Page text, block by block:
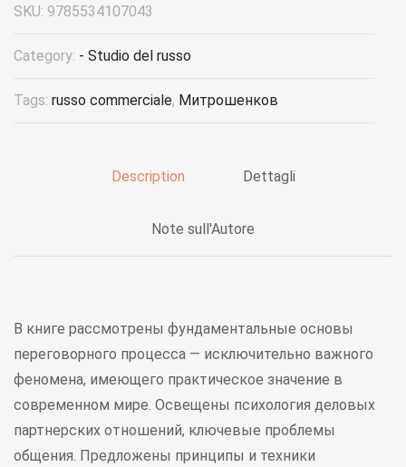
SKU: 9785534107043
Category: - Studio del russo
Tags: russo commerciale, Митрошенков
Description Dettagli
Note sull'Autore
В книге рассмотрены фундаментальные основы
переговорного процесса — исключительно важного
феномена, имеющего практическое значение в
современном мире. Освещены психология деловых
партнерских отношений, ключевые проблемы
общения. Предложены принципы и техники